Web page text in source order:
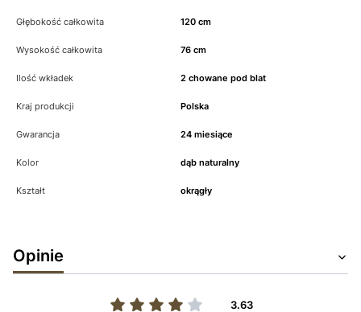
Głębokość całkowita 120 cm
Wysokość całkowita 76 cm
Ilość wkładek 2 chowane pod blat
Kraj produkcji Polska
Gwarancja 24 miesiące
Kolor dąb naturalny
Kształt okrągły
Opinie
3.63